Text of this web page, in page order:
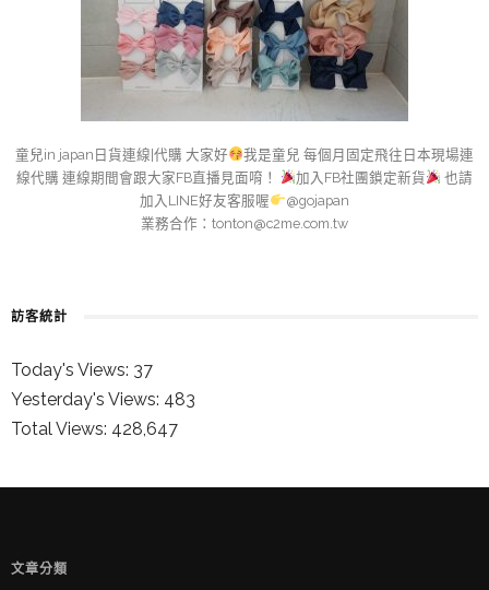
童兒in japan日貨連線|代購 大家好
我是童兒 每個月固定飛往日本現場連
線代購 連線期間會跟大家FB直播見面唷！
加入FB社團鎖定新貨
也請
加入LINE好友客服喔
@gojapan
業務合作： tonton@c2me.com.tw
訪客統計
Today's Views: 37
Yesterday's Views: 483
Total Views: 428,647
童兒的 INSTAGRAM
文章分類